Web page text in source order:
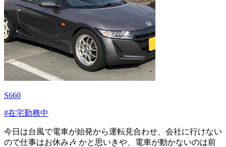
S660
#在宅勤務中
今日は台風で電車が始発から運転見合わせ、会社に行けない
ので仕事はお休み🎶 かと思いきや、電車が動かないのは前